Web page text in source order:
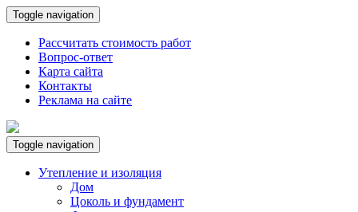
Toggle navigation
Рассчитать стоимость работ
Вопрос-ответ
Карта сайта
Контакты
Реклама на сайте
Toggle navigation
Утепление и изоляция
Дом
Цоколь и фундамент